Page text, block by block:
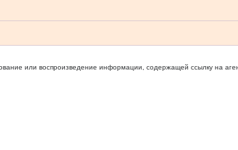
или воспроизведение информации, содержащей ссылку на